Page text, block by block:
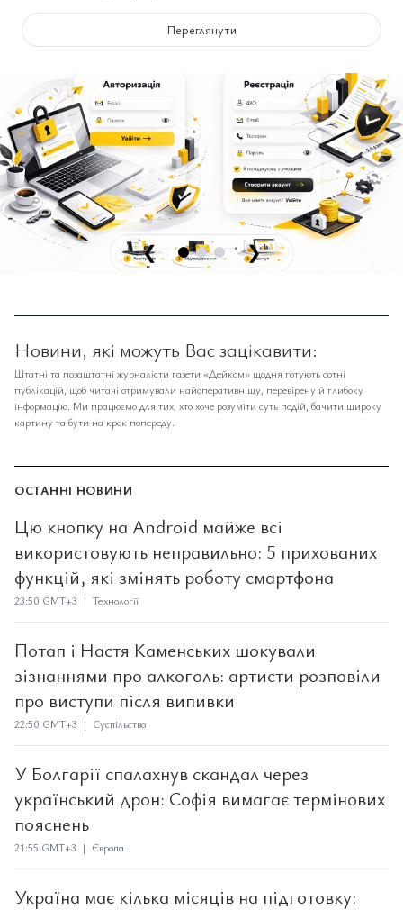
Переглянути
❮ ❯
Новини, які можуть Вас зацікавити:
Штатні та позаштатні журналісти газети «Дейком» щодня готують сотні
публікацій, щоб читачі отримували найоперативнішу, перевірену й глибоку
інформацію. Ми працюємо для тих, хто хоче розуміти суть подій, бачити широку
картину та бути на крок попереду.
ОСТАННІ НОВИНИ
Цю кнопку на Android майже всі
використовують неправильно: 5 прихованих
функцій, які змінять роботу смартфона
23:50 GMT+3 | Технології
Потап і Настя Каменських шокували
зізнаннями про алкоголь: артисти розповіли
про виступи після випивки
22:50 GMT+3 | Суспільство
У Болгарії спалахнув скандал через
український дрон: Софія вимагає термінових
пояснень
21:55 GMT+3 | Європа
Україна має кілька місяців на підготовку: